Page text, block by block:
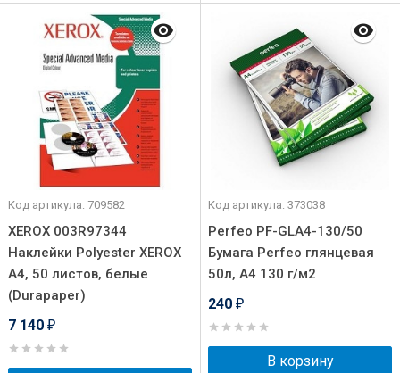
Код артикула: 709582
XEROX 003R97344
Наклейки Polyester XEROX
A4, 50 листов, белые
(Durapaper)
7 140 ₽
Код артикула: 373038
Perfeo PF-GLA4-130/50
Бумага Perfeo глянцевая
50л, А4 130 г/м2
240 ₽
В корзину